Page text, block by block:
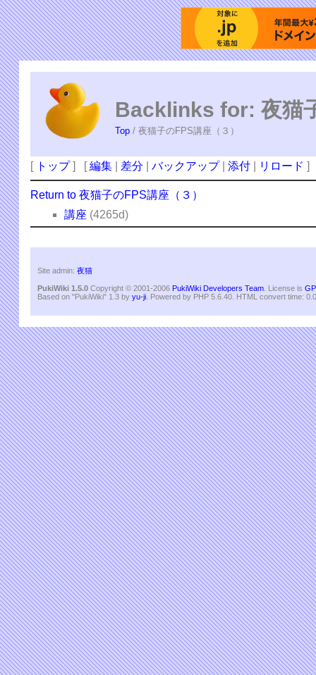
Backlinks for: 夜猫
Top / 夜猫子のFPS講座（３）
[ トップ] [編集 差分 |バックアップ|添付 リロード ]
Return to 夜猫子のFPS講座（３）
講座 (4265d)
Site admin:夜猫
PukiWiki 1.5.0 Copyright © 2001-2006 PukiWiki Developers Team . License is
Based on "PukiWiki" 1.3 byyu-ji . Powered by PHP 5.6.40. HTML convert time: